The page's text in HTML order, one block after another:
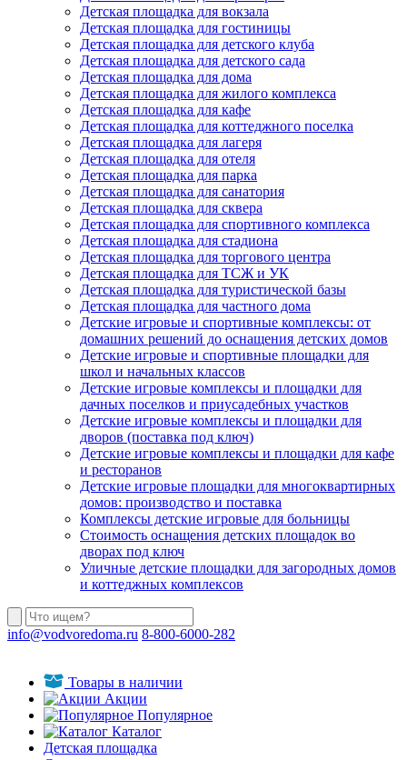
Детская площадка для вокзала
Детская площадка для гостиницы
Детская площадка для детского клуба
Детская площадка для детского сада
Детская площадка для дома
Детская площадка для жилого комплекса
Детская площадка для кафе
Детская площадка для коттеджного поселка
Детская площадка для лагеря
Детская площадка для отеля
Детская площадка для парка
Детская площадка для санатория
Детская площадка для сквера
Детская площадка для спортивного комплекса
Детская площадка для стадиона
Детская площадка для торгового центра
Детская площадка для ТСЖ и УК
Детская площадка для туристической базы
Детская площадка для частного дома
Детские игровые и спортивные комплексы: от
домашних решений до оснащения детских домов
Детские игровые и спортивные площадки для
школ и начальных классов
Детские игровые комплексы и площадки для
дачных поселков и приусадебных участков
Детские игровые комплексы и площадки для
дворов (поставка под ключ)
Детские игровые комплексы и площадки для кафе
и ресторанов
Детские игровые площадки для многоквартирных
домов: производство и поставка
Комплексы детские игровые для больницы
Стоимость оснащения детских площадок во
дворах под ключ
Уличные детские площадки для загородных домов
и коттеджных комплексов
info@vodvoredoma.ru 8-800-6000-282
Товары в наличии
Акции
Популярное
Каталог
Детская площадка